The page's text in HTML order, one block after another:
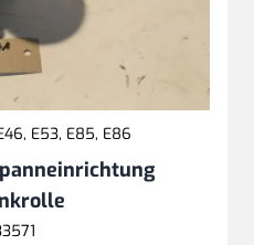
E53, E85, E86